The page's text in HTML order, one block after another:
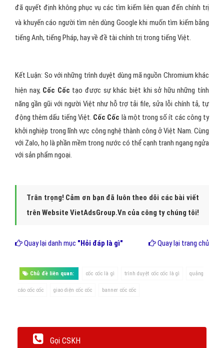
đã quyết định không phục vụ các tìm kiếm liên quan đến chính trị
và khuyến cáo người tìm nên dùng Google khi muốn tìm kiếm bằng
tiếng Anh, tiếng Pháp, hay về đề tài chính trị trong tiếng Việt.
Kết Luận: So với những trình duyệt dùng mã nguồn Chromium khác
hiện nay, Cốc Cốc tạo được sự khác biệt khi sở hữu những tính
năng gần gũi với người Việt như hỗ trợ tải file, sửa lỗi chính tả, tự
động thêm dấu tiếng Việt. Cốc Cốc là một trong số ít các công ty
khởi nghiệp trong lĩnh vực công nghệ thành công ở Việt Nam. Cùng
với Zalo, họ là phần mềm trong nước có thể cạnh tranh ngang ngửa
với sản phẩm ngoại.
Trân trọng! Cảm ơn bạn đã luôn theo dõi các bài viết
trên Website VietAdsGroup.Vn của công ty chúng tôi!
Quay lại danh mục "Hỏi đáp là gì" Quay lại trang chủ
Chủ đề liên quan: cốc cốc là gì trình duyệt cốc cốc là gì quảng
cáo cốc cốc giao diện cốc cốc banner cốc cốc
Gọi CSKH